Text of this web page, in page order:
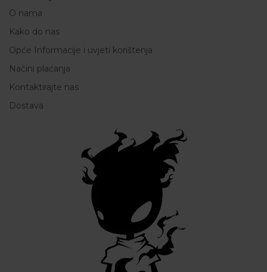
O nama
Kako do nas
Opće Informacije i uvjeti korištenja
Načini plaćanja
Kontaktirajte nas
Dostava